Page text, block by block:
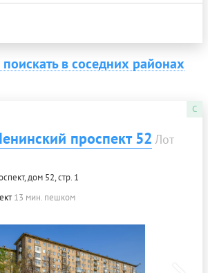
в соседних районах
C
проспект 52 Лот
дом 52, стр. 1
13 мин. пешком